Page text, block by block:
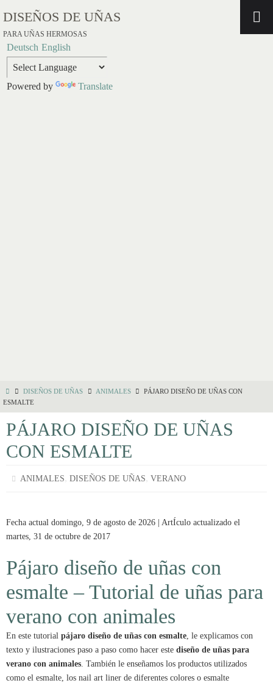
DISEÑOS DE UÑAS
PARA UÑAS HERMOSAS
Deutsch English
Powered by Translate
DISEÑOS DE UÑAS ANIMALES
PÁJARO DISEÑO DE UÑAS CON
ESMALTE
PÁJARO DISEÑO DE UÑAS
CON ESMALTE
ANIMALES,DISEÑOS DE UÑAS,VERANO
Fecha actual domingo, 9 de agosto de 2026 | ArtÍculo actualizado el
martes, 31 de octubre de 2017
Pájaro diseño de uñas con
esmalte – Tutorial de uñas para
verano con animales
En este tutorial pájaro diseño de uñas con esmalte, le explicamos con
texto y ilustraciones paso a paso como hacer este diseño de uñas para
verano con animales. También le enseñamos los productos utilizados
como el esmalte, los nail art liner de diferentes colores o esmalte